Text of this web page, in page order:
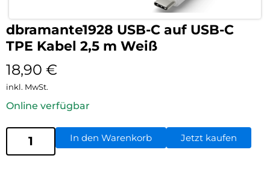
dbramante1928 USB-C auf USB-C
TPE Kabel 2,5 m Weiß
18,90 €
inkl. MwSt.
Online verfügbar
In den Warenkorb Jetzt kaufen